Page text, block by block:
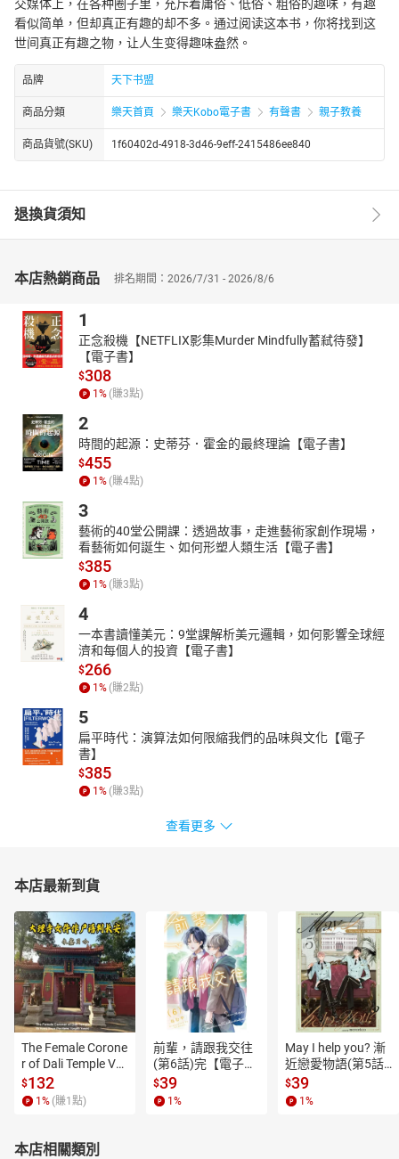
交媒体上，在各种圈子里，充斥着庸俗、低俗、粗俗的趣味，有趣
看似简单，但却真正有趣的却不多。通过阅读这本书，你将找到这
世间真正有趣之物，让人生变得趣味盎然。
品牌 天下书盟
商品分類 樂天首頁 樂天Kobo電子書 有聲書 親子教養
商品貨號(SKU) 1f60402d-4918-3d46-9eff-2415486ee840
退換貨須知
本店熱銷商品 排名期間：2026/7/31 - 2026/8/6
1
正念殺機【NETFLIX影集Murder Mindfully蓄弒待發】
【電子書】
$308
1% (賺3點)
2
時間的起源：史蒂芬．霍金的最終理論【電子書】
$455
1% (賺4點)
3
藝術的40堂公開課：透過故事，走進藝術家創作現場，
看藝術如何誕生、如何形塑人類生活【電子書】
$385
1% (賺3點)
4
一本書讀懂美元：9堂課解析美元邏輯，如何影響全球經
濟和每個人的投資【電子書】
$266
1% (賺2點)
5
扁平時代：演算法如何限縮我們的品味與文化【電子
書】
$385
1% (賺3點)
查看更多
本店最新到貨
The Female Corone
r of Dali Temple Vo
l.6【有聲書】
$132
1 % (賺1 點)
前輩，請跟我交往
(第6話)完【電子
書】
$39
1 %
May I help you? 漸
近戀愛物語(第5話)
【電子書】
$39
1 %
本店相關類別